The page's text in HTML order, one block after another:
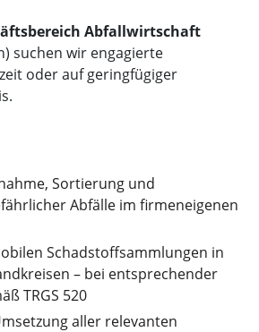
Abfallwirtschaft
suchen wir engagierte
oder auf geringfügiger
Sortierung und
Abfälle im firmeneigenen
Schadstoffsammlungen in
– bei entsprechender
TRGS 520
aller relevanten